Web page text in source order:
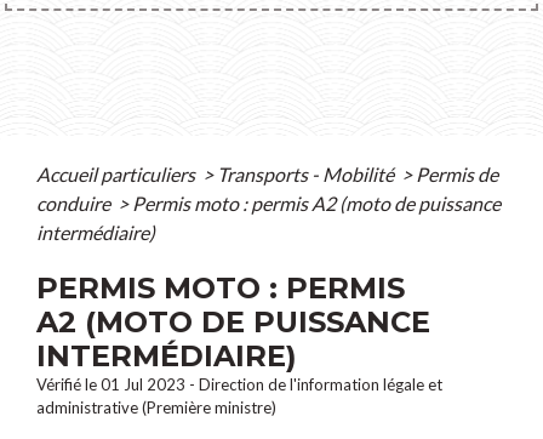
Accueil particuliers > Transports - Mobilité > Permis de
conduire > Permis moto : permis A2 (moto de puissance
intermédiaire)
PERMIS MOTO : PERMIS
A2 (MOTO DE PUISSANCE
INTERMÉDIAIRE)
Vérifié le 01 Jul 2023 - Direction de l'information légale et
administrative (Première ministre)